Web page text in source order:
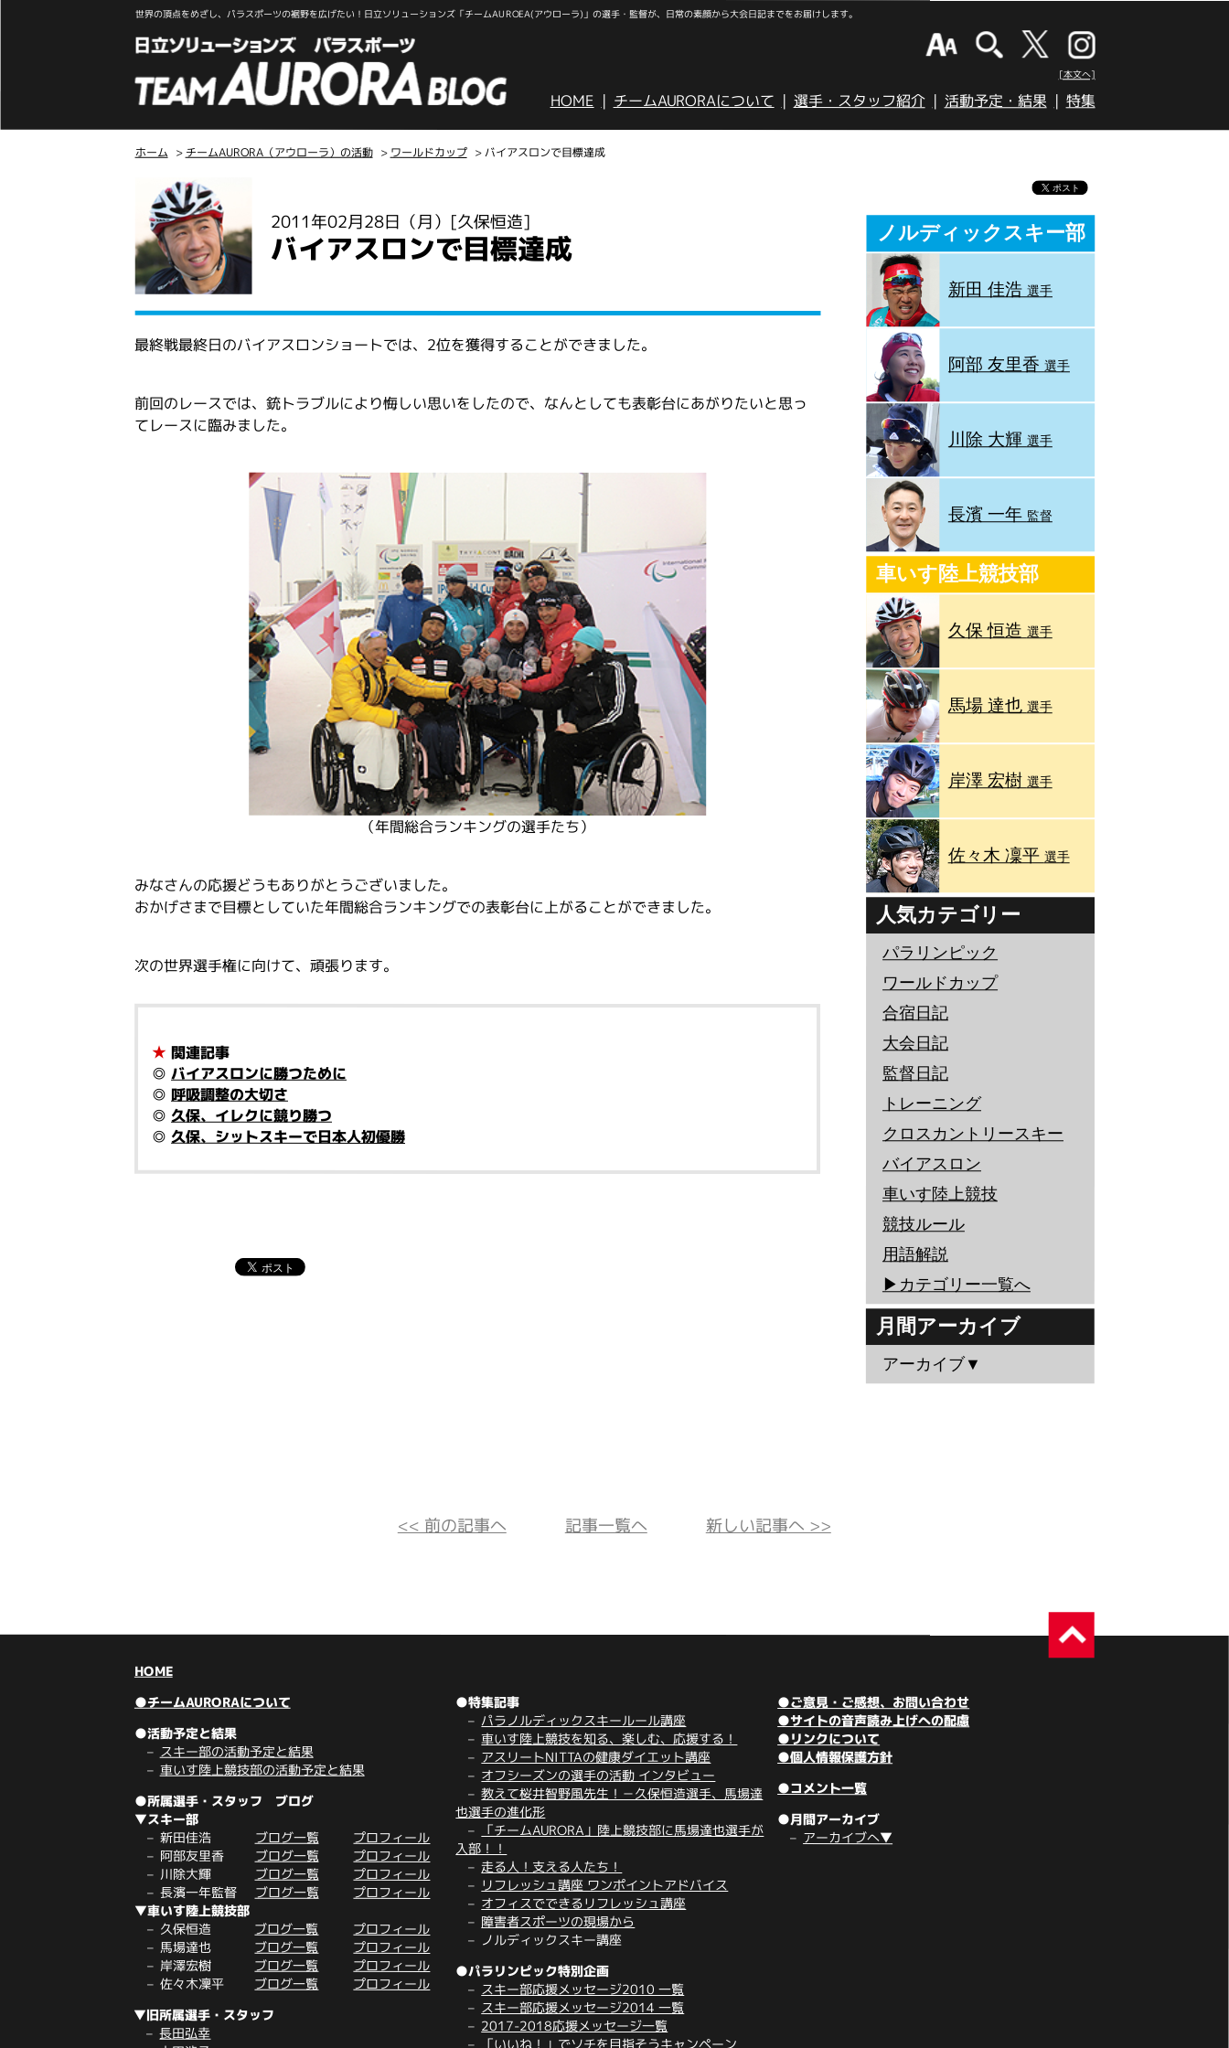
世界の頂点をめざし、パラスポーツの裾野を広げたい！日立ソリューションズ「チームAUROEA(アウローラ)」の選手・監督が、日常の素顔から大会日記までをお届けします。
[本文へ]
HOME チームAURORAについて 選手・スタッフ紹介 活動予定・結果 特集
ホーム > チームAURORA（アウローラ）の活動 > ワールドカップ > バイアスロンで目標達成
2011年02月28日（月） [久保恒造]
バイアスロンで目標達成
最終戦最終日のバイアスロンショートでは、2位を獲得することができました。
前回のレースでは、銃トラブルにより悔しい思いをしたので、なんとしても表彰台にあがりたいと思っ
てレースに臨みました。
（年間総合ランキングの選手たち）
みなさんの応援どうもありがとうございました。
おかげさまで目標としていた年間総合ランキングでの表彰台に上がることができました。
次の世界選手権に向けて、頑張ります。
★ 関連記事
◎バイアスロンに勝つために
◎呼吸調整の大切さ
◎久保、イレクに競り勝つ
◎久保、シットスキーで日本人初優勝
ノルディックスキー部
新田 佳浩 選手
阿部 友里香 選手
川除 大輝 選手
長濱 一年 監督
車いす陸上競技部
久保 恒造 選手
馬場 達也 選手
岸澤 宏樹 選手
佐々木 凜平 選手
人気カテゴリー
パラリンピック
ワールドカップ
合宿日記
大会日記
監督日記
トレーニング
クロスカントリースキー
バイアスロン
車いす陸上競技
競技ルール
用語解説
▶︎カテゴリー一覧へ
月間アーカイブ
アーカイブ▼
<< 前の記事へ 記事一覧へ 新しい記事へ >>
HOME
●チームAURORAについて
●活動予定と結果
スキー部の活動予定と結果
車いす陸上競技部の活動予定と結果
●所属選手・スタッフ ブログ
▼スキー部
新田佳浩 ブログ一覧 プロフィール
阿部友里香 ブログ一覧 プロフィール
川除大輝 ブログ一覧
プロフィール
長濱一年監督
ブログ一覧 プロフィール
▼車いす陸上競技部
久保恒造 ブログ一覧 プロフィール
馬場達也 ブログ一覧 プロフィール
岸澤宏樹 ブログ一覧 プロフィール
佐々木凜平 ブログ一覧 プロフィール
▼旧所属選手・スタッフ
長田弘幸
●特集記事
パラノルディックスキールール講座
車いす陸上競技を知る、楽しむ、応援する！
アスリートNITTAの健康ダイエット講座
オフシーズンの選手の活動 インタビュー
教えて桜井智野風先生！－久保恒造選手、馬場達
也選手の進化形
「チームAURORA」陸上競技部に馬場達也選手が
入部！！
走る人！支える人たち！
リフレッシュ講座 ワンポイントアドバイス
オフィスでできるリフレッシュ講座
障害者スポーツの現場から
ノルディックスキー講座
●パラリンピック特別企画
スキー部応援メッセージ2010 一覧
スキー部応援メッセージ2014 一覧
2017-2018応援メッセージ一覧
「いいね！」でソチを目指そうキャンペーン
●ご意見・ご感想、お問い合わせ
●サイトの音声読み上げへの配慮
●リンクについて
●個人情報保護方針
●コメント一覧
●月間アーカイブ
アーカイブへ▼